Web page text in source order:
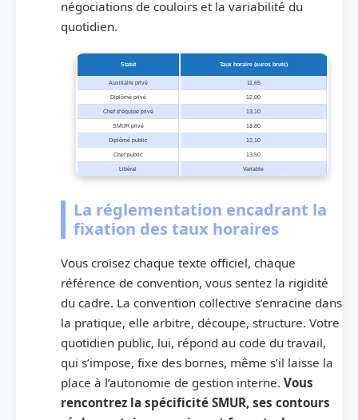
négociations de couloirs et la variabilité du
quotidien.
Statut Taux horaire (euros bruts)
Auxiliaire privé 11,65
Diplômé privé 12,00
Chef d’équipe privé 13,10
SMUR privé 13,80
Diplômé public 12,10
Chef public 13,50
Libéral Variable
La réglementation encadrant la
fixation des taux horaires
Vous croisez chaque texte officiel, chaque
référence de convention, vous sentez la rigidité
du cadre. La convention collective s’enracine dans
la pratique, elle arbitre, découpe, structure. Votre
quotidien public, lui, répond au code du travail,
qui s’impose, fixe des bornes, même s’il laisse la
place à l’autonomie de gestion interne. Vous
rencontrez la spécificité SMUR, ses contours